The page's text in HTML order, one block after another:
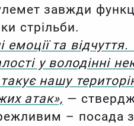
завжди
стрільби.
та
у володінні
нашу
атак», —
– посада